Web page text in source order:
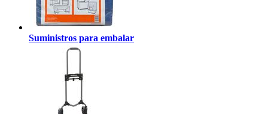
Suministros para embalar